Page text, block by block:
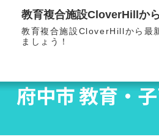
HOME
府中市 教育・
教育複合施設CloverHillか
教育複合施設CloverHillから最
ましょう！